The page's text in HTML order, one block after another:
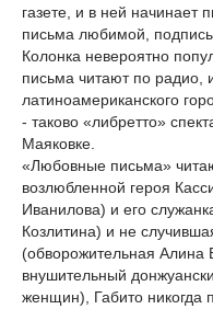
газете, и в ней начинает
письма любимой,
Колонка невероятно
письма читают по радио,
латиноамериканского
- таково «либретто»
Маяковке.
«Любовные письма»
возлюбленной героя
Иванилова) и его
Козлитина) и не
(обворожительная Алина
внушительный
женщин), Габито никогда